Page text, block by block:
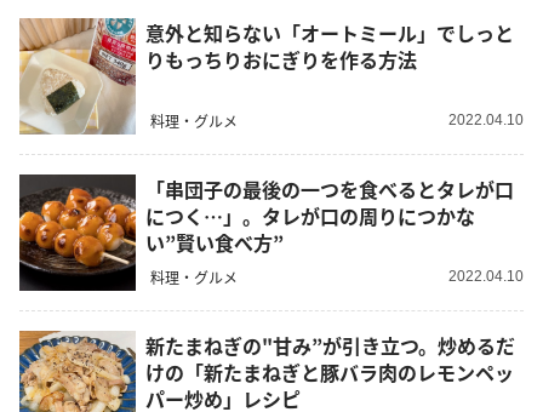
意外と知らない「オートミール」でしっと
りもっちりおにぎりを作る方法
料理・グルメ 2022.04.10
「串団子の最後の一つを食べるとタレが口
につく…」。タレが口の周りにつかな
い”賢い食べ方”
料理・グルメ 2022.04.10
新たまねぎの"甘み”が引き立つ。炒めるだ
けの「新たまねぎと豚バラ肉のレモンペッ
パー炒め」レシピ